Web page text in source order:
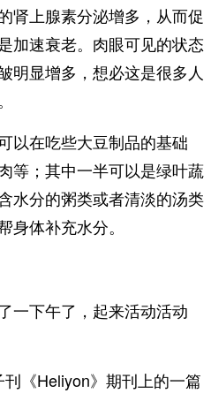
肾上腺素分泌增多，从而促
加速衰老。肉眼可见的状态
明显增多，想必这是很多人
以在吃些大豆制品的基础
等；其中一半可以是绿叶蔬
水分的粥类或者清淡的汤类
身体补充水分。
一下午了，起来活动活动
《Heliyon》期刊上的一篇